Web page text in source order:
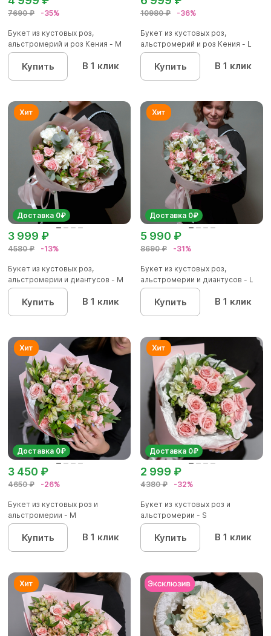
7690 ₽ -35%
Букет из кустовых роз,
альстромерий и роз Кения - M
Купить В 1 клик
10980 ₽ -36%
Букет из кустовых роз,
альстромерий и роз Кения - L
Купить В 1 клик
Доставка 0₽
4580 ₽ -13%
3 999 ₽
Букет из кустовых роз,
альстромерии и диантусов - М
Купить В 1 клик
Доставка 0₽
8690 ₽ -31%
5 990 ₽
Букет из кустовых роз,
альстромерии и диантусов - L
Купить В 1 клик
Доставка 0₽
4650 ₽ -26%
3 450 ₽
Букет из кустовых роз и
альстромерии - М
Купить В 1 клик
Доставка 0₽
4380 ₽ -32%
2 999 ₽
Букет из кустовых роз и
альстромерии - S
Купить В 1 клик